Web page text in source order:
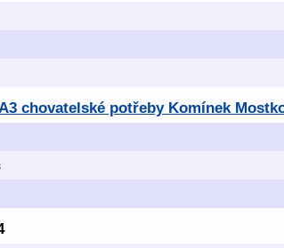
chovatelské potřeby Komínek